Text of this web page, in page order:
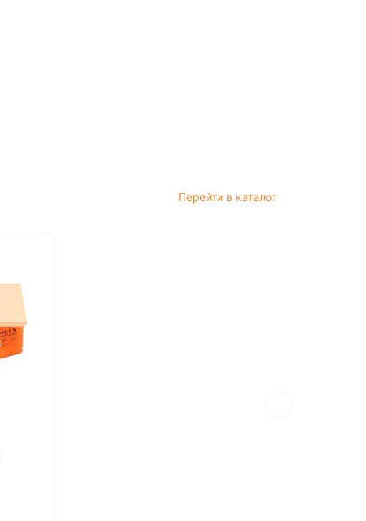
Перейти в каталог